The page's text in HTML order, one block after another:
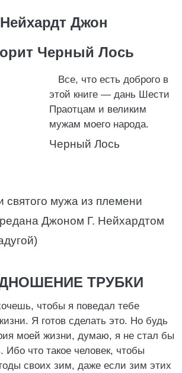
Нейхардт Джон
Черный Лось
Все, что есть доброго в
этой книге — дань Шести
Праотцам и великим
мужам моего народа.
Черный Лось
святого мужа из племени
Джоном Г. Нейхардтом
ТРУБКИ
чтобы я поведал тебе
Я готов сделать это. Но будь
моей жизни, думаю, я не стал бы
Ибо что такое человек, чтобы
своих зим, даже если зим этих